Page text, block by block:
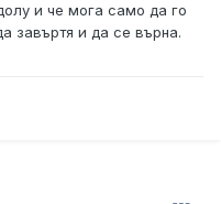
и че мога само да го
завъртя и да се върна.